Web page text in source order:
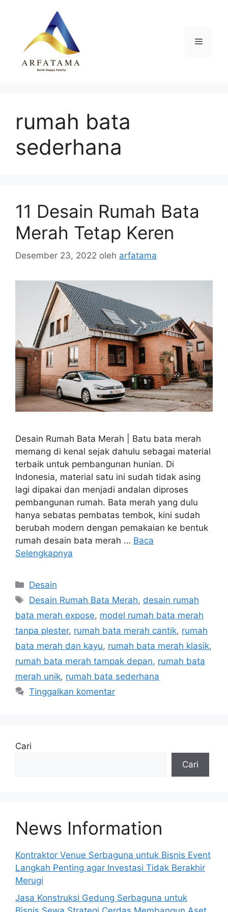
Menu
rumah bata
sederhana
11 Desain Rumah Bata
Merah Tetap Keren
Desember 23, 2022 oleh arfatama
Desain Rumah Bata Merah | Batu bata merah
memang di kenal sejak dahulu sebagai material
terbaik untuk pembangunan hunian. Di
Indonesia, material satu ini sudah tidak asing
lagi dipakai dan menjadi andalan diproses
pembangunan rumah. Bata merah yang dulu
hanya sebatas pembatas tembok, kini sudah
berubah modern dengan pemakaian ke bentuk
rumah desain bata merah … Baca
Selengkapnya
Kategori
Desain
Tag
Desain Rumah Bata Merah, desain rumah
bata merah expose, model rumah bata merah
tanpa plester, rumah bata merah cantik, rumah
bata merah dan kayu, rumah bata merah klasik,
rumah bata merah tampak depan, rumah bata
merah unik, rumah bata sederhana
Tinggalkan komentar
Cari
Cari
News Information
Kontraktor Venue Serbaguna untuk Bisnis Event
Langkah Penting agar Investasi Tidak Berakhir
Merugi
Jasa Konstruksi Gedung Serbaguna untuk